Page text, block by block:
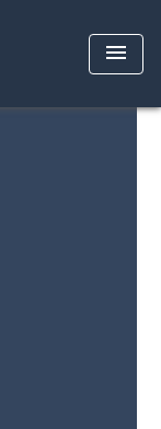
menu